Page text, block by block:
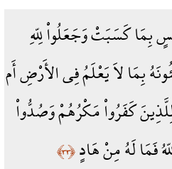
بِمَا كَسَبَتْ وَجَعَلُواْ لِلّهِ
بِمَا لاَ يَعْلَمُ فِي الأَرْضِ أَم
كَفَرُواْ مَكْرُهُمْ وَصُدُّواْ
فَمَا لَهُ مِنْ هَادٍ﴿٣٣﴾